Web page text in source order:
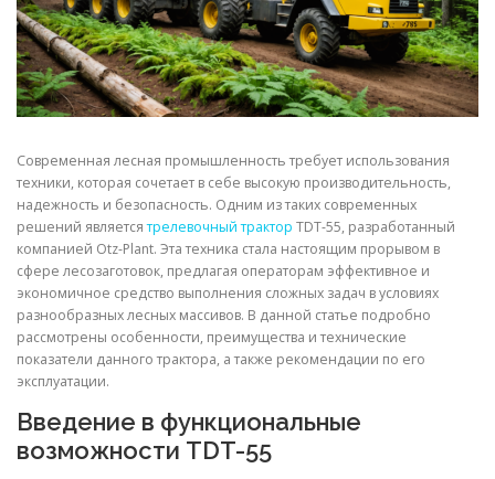
Современная лесная промышленность требует использования
техники, которая сочетает в себе высокую производительность,
надежность и безопасность. Одним из таких современных
решений являетсятрелевочный трактор TDT-55, разработанный
компанией Otz-Plant. Эта техника стала настоящим прорывом в
сфере лесозаготовок, предлагая операторам эффективное и
экономичное средство выполнения сложных задач в условиях
разнообразных лесных массивов. В данной статье подробно
рассмотрены особенности, преимущества и технические
показатели данного трактора, а также рекомендации по его
эксплуатации.
Введение в функциональные
возможности TDT-55